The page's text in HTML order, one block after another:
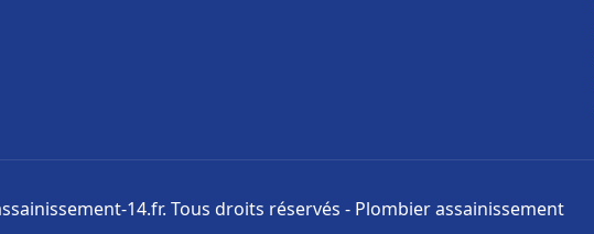
14.fr. Tous droits réservés - Plombier assainissement